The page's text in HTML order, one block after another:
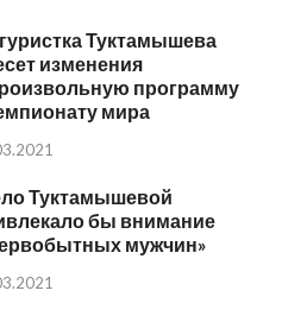
Туктамышева
изменения
программу
мира
Туктамышевой
бы внимание
мужчин»